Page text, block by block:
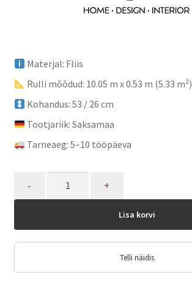
Materjal: Fliis
Rulli mõõdud: 10.05 m x 0.53 m (5.33 m²)
Kohandus: 53 / 26 cm
Tootjariik: Saksamaa
Tarneaeg: 5–10 tööpäeva
Lisa korvi
Telli näidis